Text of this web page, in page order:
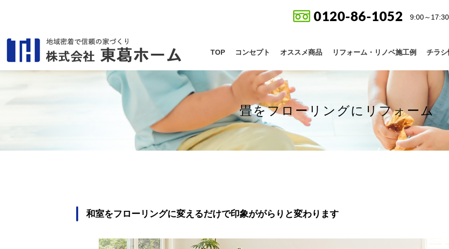
9:00～
TOP コンセプト オススメ商品 リフォーム・リノベ施工例 チラシ
畳をフローリングにリフォーム
和室をフローリングに変えるだけで印象ががらりと変わります